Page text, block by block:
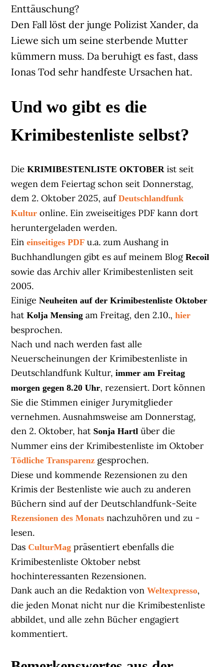
Enttäuschung?
Den Fall löst der junge Polizist Xander, da
Liewe sich um seine sterbende Mutter
kümmern muss. Da beruhigt es fast, dass
Ionas Tod sehr handfeste Ursachen hat.
Und wo gibt es die
Krimibestenliste selbst?
DieKRIMIBESTENLISTE OKTOBERist seit
wegen dem Feiertag schon seit Donnerstag,
dem 2. Oktober 2025, aufDeutschlandfunk
Kultur online. Ein zweiseitiges PDF kann dort
heruntergeladen werden.
Eineinseitiges PDF u.a. zum Aushang in
Buchhandlungen gibt es auf meinem BlogRecoil
sowie das Archiv aller Krimibestenlisten seit
2005.
EinigeNeuheiten auf der Krimibestenliste Oktober
hatKolja Mensing am Freitag, den 2.10.,hier
besprochen.
Nach und nach werden fast alle
Neuerscheinungen der Krimibestenliste in
Deutschlandfunk Kultur,immer am Freitag
morgen gegen 8.20 Uhr, rezensiert. Dort können
Sie die Stimmen einiger Jurymitglieder
vernehmen. Ausnahmsweise am Donnerstag,
den 2. Oktober, hat Sonja Hartl über die
Nummer eins der Krimibestenliste im Oktober
Tödliche Transparenz gesprochen.
Diese und kommende Rezensionen zu den
Krimis der Bestenliste wie auch zu anderen
Büchern sind auf der Deutschlandfunk-Seite
Rezensionen des Monats nachzuhören und zu -
lesen.
Das CulturMag präsentiert ebenfalls die
Krimibestenliste Oktober nebst
hochinteressanten Rezensionen.
Dank auch an die Redaktion vonWeltexpresso,
die jeden Monat nicht nur die Krimibestenliste
abbildet, und alle zehn Bücher engagiert
kommentiert.